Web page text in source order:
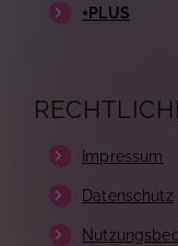
+PLUS
Impressum
Datenschutz